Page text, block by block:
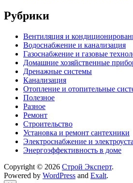
Рубрики
Вентиляция и
Водоснабжение и канализация
Газоснабжение и газовые
Домашние хозяйственные
Дренажные системы
Канализация
Отопление и отопительные
Полезное
Разное
Ремонт
Строительство
Установка и ремонт сантехники
Электроснабжение и
Энергоэффективность в доме
Copyright © 2026 Строй Эксперт.
Powered by WordPress and Exalt.